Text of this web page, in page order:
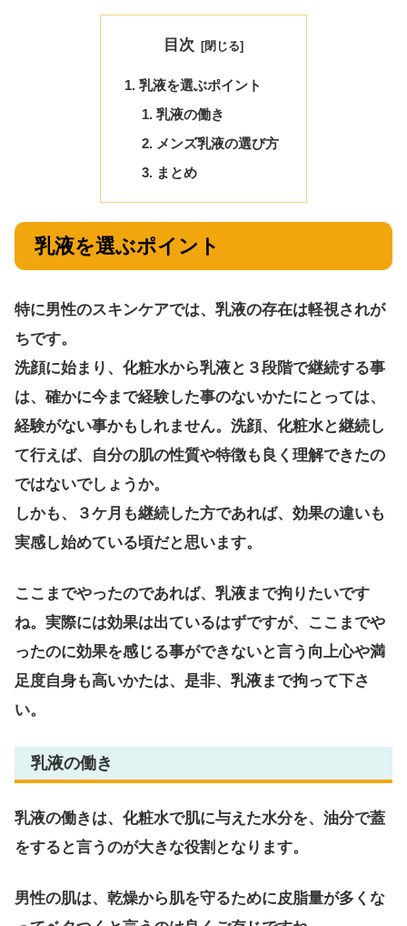
目次
乳液を選ぶポイント
乳液の働き
メンズ乳液の選び方
まとめ
乳液を選ぶポイント
特に男性のスキンケアでは、乳液の存在は軽視されが
ちです。
洗顔に始まり、化粧水から乳液と３段階で継続する事
は、確かに今まで経験した事のないかたにとっては、
経験がない事かもしれません。洗顔、化粧水と継続し
て行えば、自分の肌の性質や特徴も良く理解できたの
ではないでしょうか。
しかも、３ケ月も継続した方であれば、効果の違いも
実感し始めている頃だと思います。
ここまでやったのであれば、乳液まで拘りたいです
ね。実際には効果は出ているはずですが、ここまでや
ったのに効果を感じる事ができないと言う向上心や満
足度自身も高いかたは、是非、乳液まで拘って下さ
い。
乳液の働き
乳液の働きは、化粧水で肌に与えた水分を、油分で蓋
をすると言うのが大きな役割となります。
男性の肌は、乾燥から肌を守るために皮脂量が多くな